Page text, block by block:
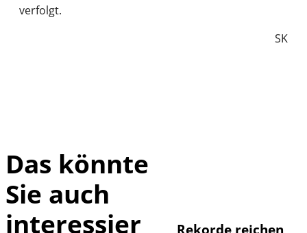
verfolgt.
SK
Das könnte
Sie auch
interessier
Rekorde reichen